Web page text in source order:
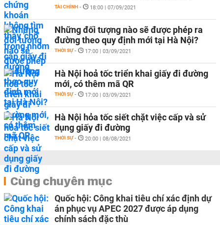
TÀI CHÍNH - 18:00 | 07/09/2021
Những đối tượng nào sẽ được phép ra
đường theo quy định mới tại Hà Nội?
THỜI SỰ - 17:00 | 03/09/2021
Hà Nội hoả tốc triển khai giấy đi đường
mới, có thêm mã QR
THỜI SỰ - 17:00 | 03/09/2021
Hà Nội hỏa tốc siết chặt việc cấp và sử
dụng giấy đi đường
THỜI SỰ - 20:00 | 08/08/2021
Cùng chuyên mục
Quốc hội: Công khai tiêu chí xác định dự
án phục vụ APEC 2027 được áp dụng
chính sách đặc thù